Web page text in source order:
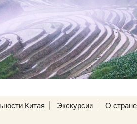
Китая Экскурсии О стране